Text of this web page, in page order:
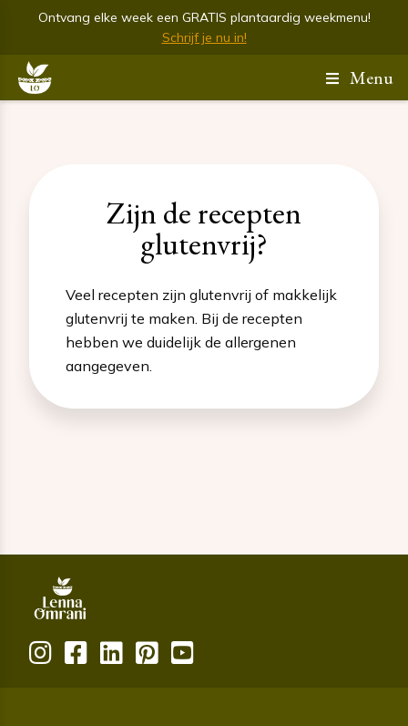
Ontvang elke week een GRATIS plantaardig weekmenu!
Schrijf je nu in!
Menu
Zijn de recepten
glutenvrij?
Veel recepten zijn glutenvrij of makkelijk
glutenvrij te maken. Bij de recepten
hebben we duidelijk de allergenen
aangegeven.